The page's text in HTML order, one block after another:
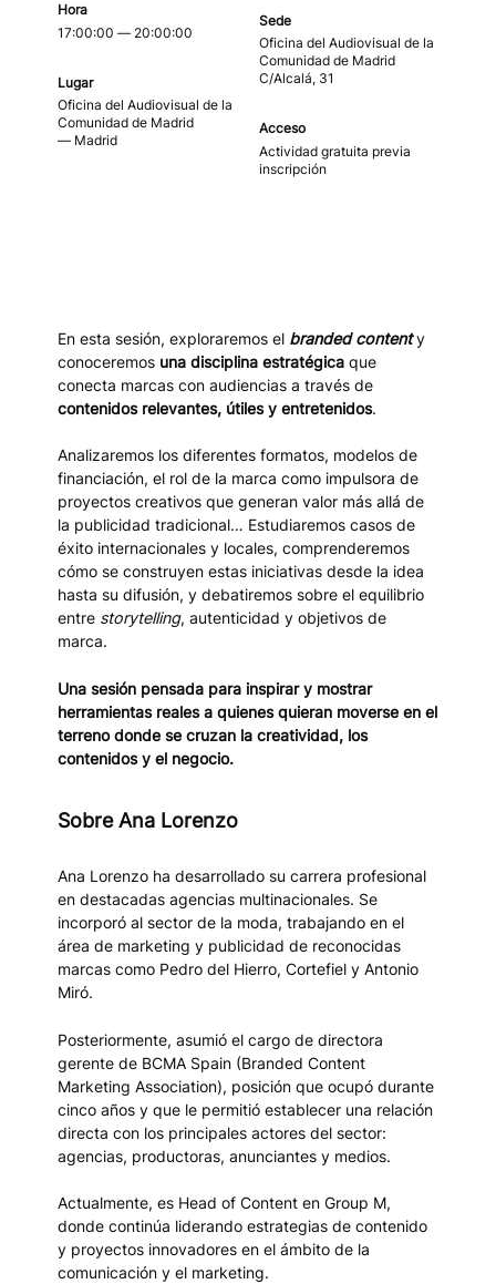
Hora
17:00:00 — 20:00:00
Lugar
Oficina del Audiovisual de la
Comunidad de Madrid
— Madrid
Sede
Oficina del Audiovisual de la
Comunidad de Madrid
C/Alcalá, 31
Acceso
Actividad gratuita previa
inscripción
En esta sesión, exploraremos el branded content y
conoceremos una disciplina estratégica que
conecta marcas con audiencias a través de
contenidos relevantes, útiles y entretenidos.
Analizaremos los diferentes formatos, modelos de
financiación, el rol de la marca como impulsora de
proyectos creativos que generan valor más allá de
la publicidad tradicional… Estudiaremos casos de
éxito internacionales y locales, comprenderemos
cómo se construyen estas iniciativas desde la idea
hasta su difusión, y debatiremos sobre el equilibrio
entre storytelling, autenticidad y objetivos de
marca.
Una sesión pensada para inspirar y mostrar
herramientas reales a quienes quieran moverse en el
terreno donde se cruzan la creatividad, los
contenidos y el negocio.
Sobre Ana Lorenzo
Ana Lorenzo ha desarrollado su carrera profesional
en destacadas agencias multinacionales. Se
incorporó al sector de la moda, trabajando en el
área de marketing y publicidad de reconocidas
marcas como Pedro del Hierro, Cortefiel y Antonio
Miró.
Posteriormente, asumió el cargo de directora
gerente de BCMA Spain (Branded Content
Marketing Association), posición que ocupó durante
cinco años y que le permitió establecer una relación
directa con los principales actores del sector:
agencias, productoras, anunciantes y medios.
Actualmente, es Head of Content en Group M,
donde continúa liderando estrategias de contenido
y proyectos innovadores en el ámbito de la
comunicación y el marketing.